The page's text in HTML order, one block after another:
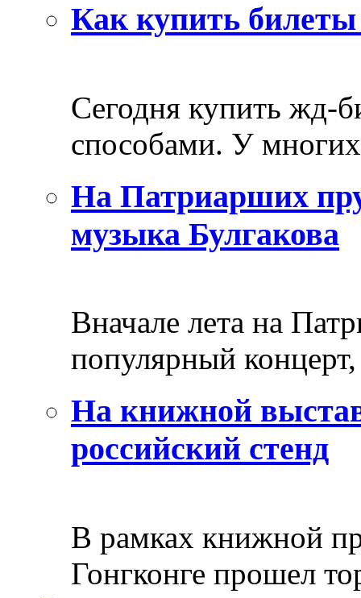
Как купить билеты
Сегодня купить жд-
способами. У
На Патриарших
музыка Булгакова
Вначале лета на
популярный
На книжной
российский стенд
В рамках книжной
Гонгконге прошел